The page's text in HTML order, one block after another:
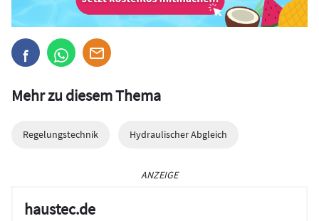
Mehr zu diesem Thema
Regelungstechnik Hydraulischer Abgleich
ANZEIGE
haustec.de